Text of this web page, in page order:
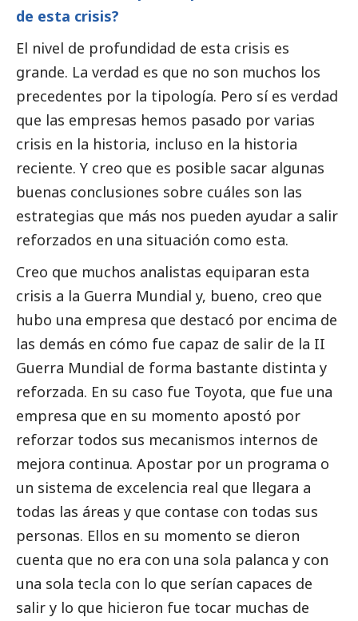
de esta crisis?
El nivel de profundidad de esta crisis es
grande. La verdad es que no son muchos los
precedentes por la tipología. Pero sí es verdad
que las empresas hemos pasado por varias
crisis en la historia, incluso en la historia
reciente. Y creo que es posible sacar algunas
buenas conclusiones sobre cuáles son las
estrategias que más nos pueden ayudar a salir
reforzados en una situación como esta.
Creo que muchos analistas equiparan esta
crisis a la Guerra Mundial y, bueno, creo que
hubo una empresa que destacó por encima de
las demás en cómo fue capaz de salir de la II
Guerra Mundial de forma bastante distinta y
reforzada. En su caso fue Toyota, que fue una
empresa que en su momento apostó por
reforzar todos sus mecanismos internos de
mejora continua. Apostar por un programa o
un sistema de excelencia real que llegara a
todas las áreas y que contase con todas sus
personas. Ellos en su momento se dieron
cuenta que no era con una sola palanca y con
una sola tecla con lo que serían capaces de
salir y lo que hicieron fue tocar muchas de